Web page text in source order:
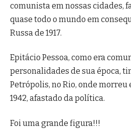
comunista em nossas cidades,
quase todo o mundo em
Russa de 1917.
Epitácio Pessoa, como era
personalidades de sua época,
Petrópolis, no Rio, onde morreu
1942, afastado da política.
Foi uma grande figura!!!